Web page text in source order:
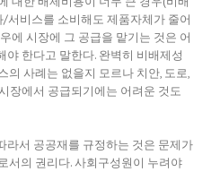
서비스를 소비해도 제품자체가 줄어
에 시장에 그 공급을 맡기는 것은 어
야 한다고 말한다. 완벽히 비배제성
의 사례는 없을지 모르나 치안, 도로,
장에서 공급되기에는 어려운 것도
라서 공공재를 규정하는 것은 문제가
서의 권리다. 사회구성원이 누려야